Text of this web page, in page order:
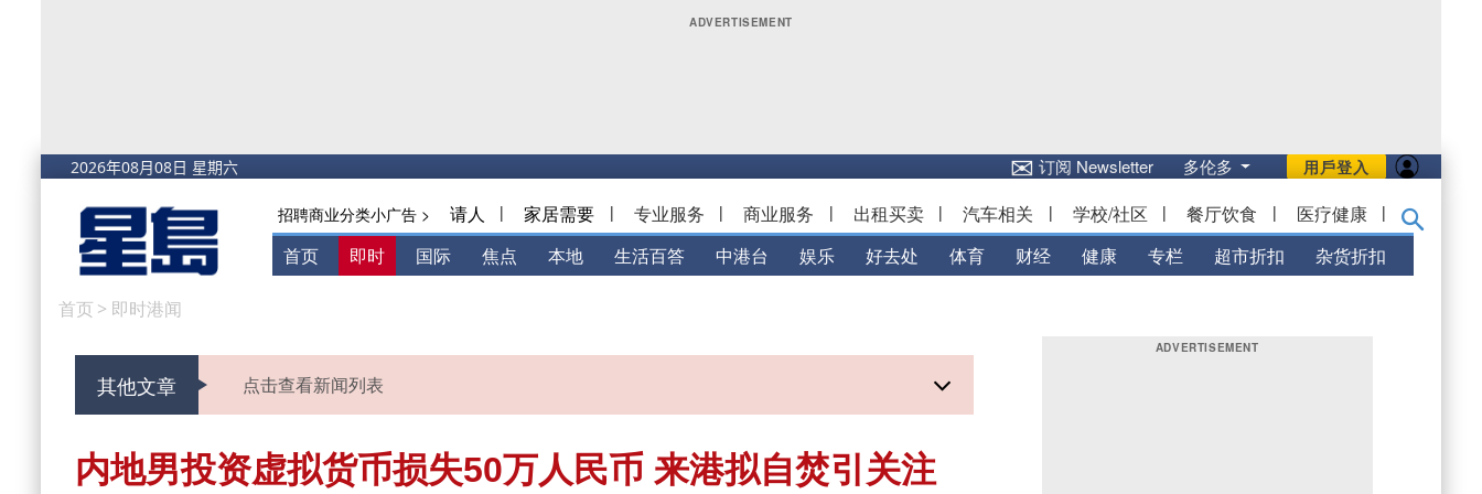
用戶登入
✉订阅 Newsletter 多伦多
招聘商业分类小广告 > 请人 | 家居需要 | 专业服务 | 商业服务 | 出租买卖 | 汽车相关 | 学校/社区 | 餐厅饮食 | 医疗健康 |
首页 即时 国际 焦点 本地 生活百答 中港台 娱乐 好去处 体育 财经 健康 专栏 超市折扣 杂货折扣
首页 > 即时港闻
其他文章 点击查看新闻列表
内地男投资虚拟货币损失50万人民币 来港拟自焚引关注